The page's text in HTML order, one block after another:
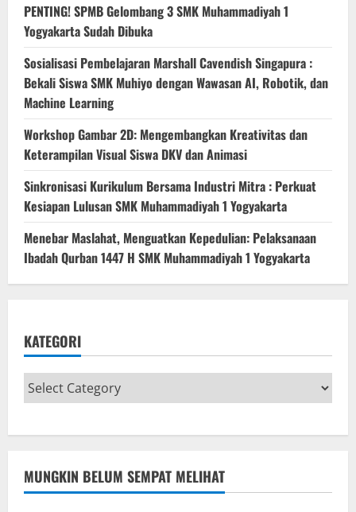
PENTING! SPMB Gelombang 3 SMK Muhammadiyah 1
Yogyakarta Sudah Dibuka
Sosialisasi Pembelajaran Marshall Cavendish Singapura :
Bekali Siswa SMK Muhiyo dengan Wawasan AI, Robotik, dan
Machine Learning
Workshop Gambar 2D: Mengembangkan Kreativitas dan
Keterampilan Visual Siswa DKV dan Animasi
Sinkronisasi Kurikulum Bersama Industri Mitra : Perkuat
Kesiapan Lulusan SMK Muhammadiyah 1 Yogyakarta
Menebar Maslahat, Menguatkan Kepedulian: Pelaksanaan
Ibadah Qurban 1447 H SMK Muhammadiyah 1 Yogyakarta
KATEGORI
MUNGKIN BELUM SEMPAT MELIHAT